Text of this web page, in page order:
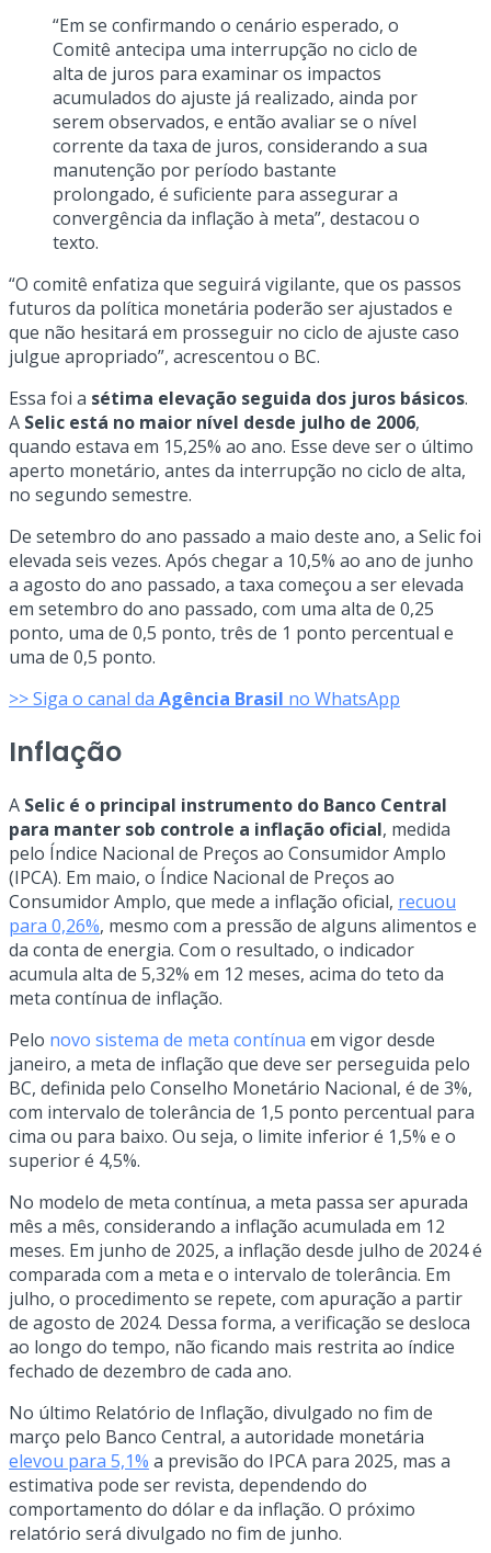
“Em se confirmando o cenário esperado, o
Comitê antecipa uma interrupção no ciclo de
alta de juros para examinar os impactos
acumulados do ajuste já realizado, ainda por
serem observados, e então avaliar se o nível
corrente da taxa de juros, considerando a sua
manutenção por período bastante
prolongado, é suficiente para assegurar a
convergência da inflação à meta”, destacou o
texto.
“O comitê enfatiza que seguirá vigilante, que os passos
futuros da política monetária poderão ser ajustados e
que não hesitará em prosseguir no ciclo de ajuste caso
julgue apropriado”, acrescentou o BC.
Essa foi a sétima elevação seguida dos juros básicos.
A Selic está no maior nível desde julho de 2006,
quando estava em 15,25% ao ano. Esse deve ser o último
aperto monetário, antes da interrupção no ciclo de alta,
no segundo semestre.
De setembro do ano passado a maio deste ano, a Selic foi
elevada seis vezes. Após chegar a 10,5% ao ano de junho
a agosto do ano passado, a taxa começou a ser elevada
em setembro do ano passado, com uma alta de 0,25
ponto, uma de 0,5 ponto, três de 1 ponto percentual e
uma de 0,5 ponto.
>> Siga o canal da Agência Brasil no WhatsApp
Inflação
A Selic é o principal instrumento do Banco Central
para manter sob controle a inflação oficial, medida
pelo Índice Nacional de Preços ao Consumidor Amplo
(IPCA). Em maio, o Índice Nacional de Preços ao
Consumidor Amplo, que mede a inflação oficial, recuou
para 0,26%, mesmo com a pressão de alguns alimentos e
da conta de energia. Com o resultado, o indicador
acumula alta de 5,32% em 12 meses, acima do teto da
meta contínua de inflação.
Pelo novo sistema de meta contínua em vigor desde
janeiro, a meta de inflação que deve ser perseguida pelo
BC, definida pelo Conselho Monetário Nacional, é de 3%,
com intervalo de tolerância de 1,5 ponto percentual para
cima ou para baixo. Ou seja, o limite inferior é 1,5% e o
superior é 4,5%.
No modelo de meta contínua, a meta passa ser apurada
mês a mês, considerando a inflação acumulada em 12
meses. Em junho de 2025, a inflação desde julho de 2024 é
comparada com a meta e o intervalo de tolerância. Em
julho, o procedimento se repete, com apuração a partir
de agosto de 2024. Dessa forma, a verificação se desloca
ao longo do tempo, não ficando mais restrita ao índice
fechado de dezembro de cada ano.
No último Relatório de Inflação, divulgado no fim de
março pelo Banco Central, a autoridade monetária
elevou para 5,1% a previsão do IPCA para 2025, mas a
estimativa pode ser revista, dependendo do
comportamento do dólar e da inflação. O próximo
relatório será divulgado no fim de junho.